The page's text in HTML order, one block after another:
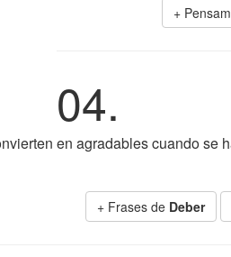
+
04.
en agradables cuando se
+ Frases de Deber